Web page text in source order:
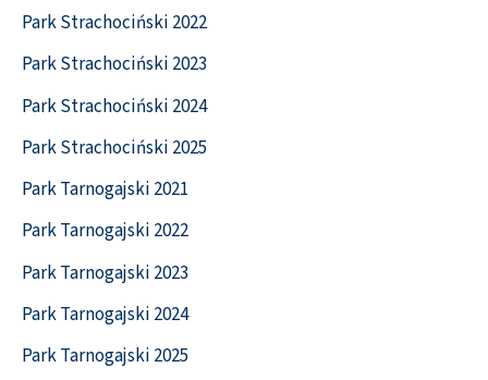
Park Strachociński 2022
Park Strachociński 2023
Park Strachociński 2024
Park Strachociński 2025
Park Tarnogajski 2021
Park Tarnogajski 2022
Park Tarnogajski 2023
Park Tarnogajski 2024
Park Tarnogajski 2025